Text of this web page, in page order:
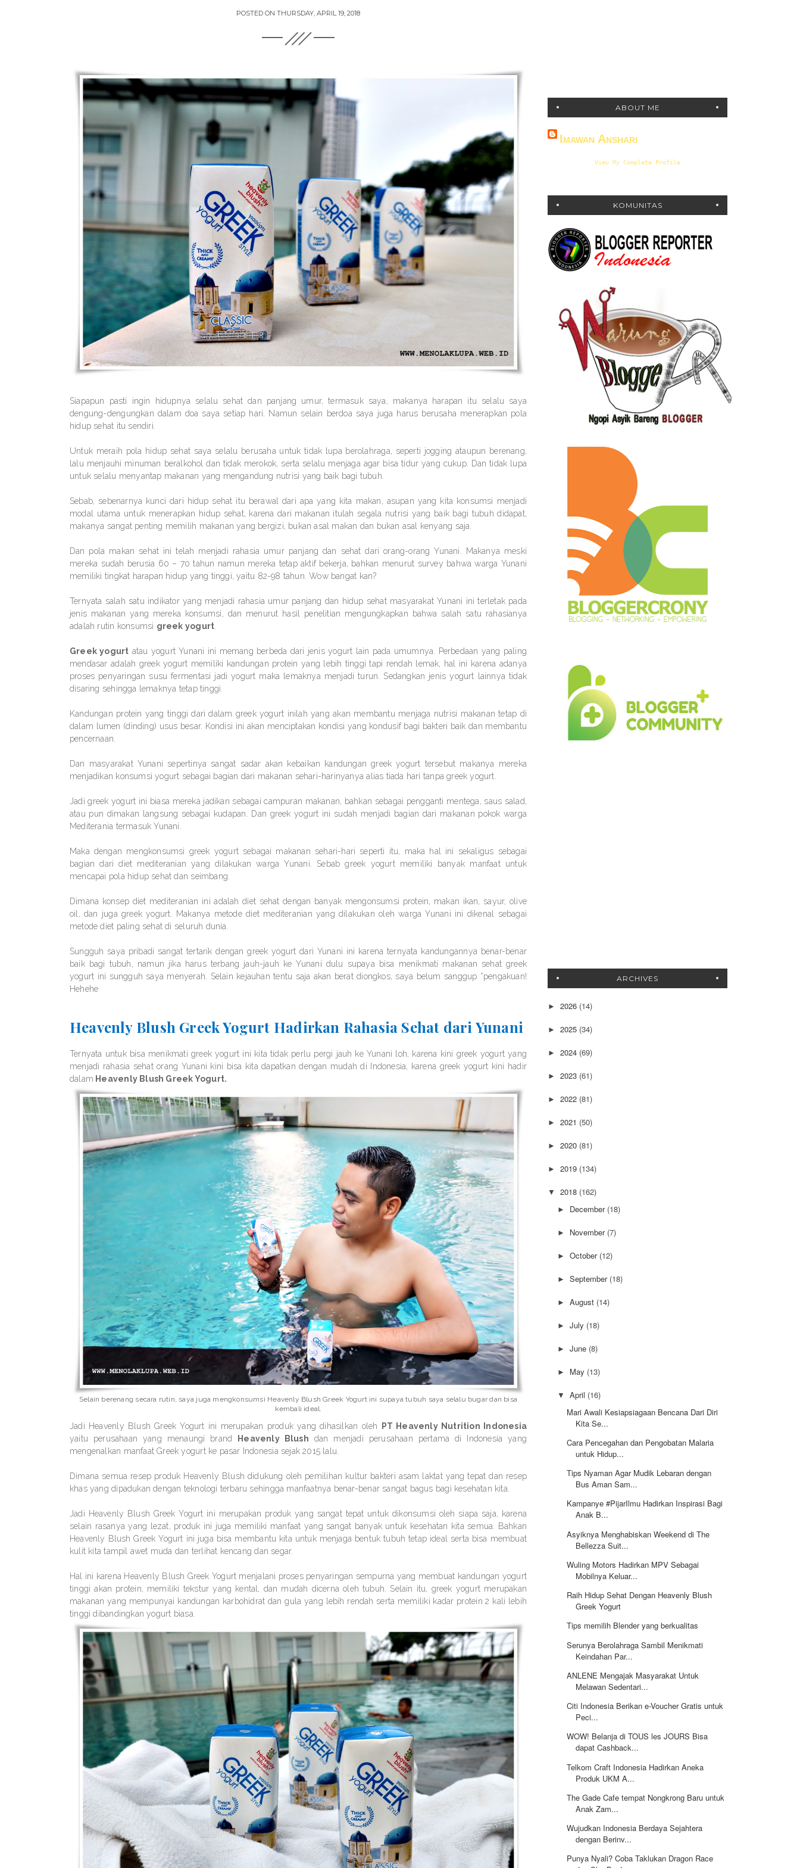
POSTED ON THURSDAY, APRIL 19, 2018
Siapapun pasti ingin hidupnya selalu sehat dan panjang umur, termasuk saya, makanya harapan itu selalu saya
dengung-dengungkan dalam doa saya setiap hari. Namun selain berdoa saya juga harus berusaha menerapkan pola
hidup sehat itu sendiri.
Untuk meraih pola hidup sehat saya selalu berusaha untuk tidak lupa berolahraga, seperti jogging ataupun berenang,
lalu menjauhi minuman beralkohol dan tidak merokok, serta selalu menjaga agar bisa tidur yang cukup. Dan tidak lupa
untuk selalu menyantap makanan yang mengandung nutrisi yang baik bagi tubuh.
Sebab, sebenarnya kunci dari hidup sehat itu berawal dari apa yang kita makan, asupan yang kita konsumsi menjadi
modal utama untuk menerapkan hidup sehat, karena dari makanan itulah segala nutrisi yang baik bagi tubuh didapat,
makanya sangat penting memilih makanan yang bergizi, bukan asal makan dan bukan asal kenyang saja.
Dan pola makan sehat ini telah menjadi rahasia umur panjang dan sehat dari orang-orang Yunani. Makanya meski
mereka sudah berusia 60 – 70 tahun namun mereka tetap aktif bekerja, bahkan menurut survey bahwa warga Yunani
memiliki tingkat harapan hidup yang tinggi, yaitu 82-98 tahun. Wow bangat kan?
Ternyata salah satu indikator yang menjadi rahasia umur panjang dan hidup sehat masyarakat Yunani ini terletak pada
jenis makanan yang mereka konsumsi, dan menurut hasil penelitian mengungkapkan bahwa salah satu rahasianya
adalah rutin konsumsi greek yogurt
Greek yogurt atau yogurt Yunani ini memang berbeda dari jenis yogurt lain pada umumnya. Perbedaan yang paling
mendasar adalah greek yogurt memiliki kandungan protein yang lebih tinggi tapi rendah lemak, hal ini karena adanya
proses penyaringan susu fermentasi jadi yogurt maka lemaknya menjadi turun. Sedangkan jenis yogurt lainnya tidak
disaring sehingga lemaknya tetap tinggi.
Kandungan protein yang tinggi dari dalam greek yogurt inilah yang akan membantu menjaga nutrisi makanan tetap di
dalam lumen (dinding) usus besar. Kondisi ini akan menciptakan kondisi yang kondusif bagi bakteri baik dan membantu
pencernaan.
Dan masyarakat Yunani sepertinya sangat sadar akan kebaikan kandungan greek yogurt tersebut makanya mereka
menjadikan konsumsi yogurt sebagai bagian dari makanan sehari-harinyanya alias tiada hari tanpa greek yogurt.
Jadi greek yogurt ini biasa mereka jadikan sebagai campuran makanan, bahkan sebagai pengganti mentega, saus salad,
atau pun dimakan langsung sebagai kudapan. Dan greek yogurt ini sudah menjadi bagian dari makanan pokok warga
Mediterania termasuk Yunani.
Maka dengan mengkonsumsi greek yogurt sebagai makanan sehari-hari seperti itu, maka hal ini sekaligus sebagai
bagian dari diet mediteranian yang dilakukan warga Yunani. Sebab greek yogurt memiliki banyak manfaat untuk
mencapai pola hidup sehat dan seimbang.
Dimana konsep diet mediteranian ini adalah diet sehat dengan banyak mengonsumsi protein, makan ikan, sayur, olive
oil, dan juga greek yogurt. Makanya metode diet mediteranian yang dilakukan oleh warga Yunani ini dikenal sebagai
metode diet paling sehat di seluruh dunia.
Sungguh saya pribadi sangat tertarik dengan greek yogurt dari Yunani ini karena ternyata kandungannya benar-benar
baik bagi tubuh, namun jika harus terbang jauh-jauh ke Yunani dulu supaya bisa menikmati makanan sehat greek
yogurt ini sungguh saya menyerah. Selain kejauhan tentu saja akan berat diongkos, saya belum sanggup *pengakuan!
Hehehe
Heavenly Blush Greek Yogurt Hadirkan Rahasia Sehat dari Yunani
Ternyata untuk bisa menikmati greek yogurt ini kita tidak perlu pergi jauh ke Yunani loh, karena kini greek yogurt yang
menjadi rahasia sehat orang Yunani kini bisa kita dapatkan dengan mudah di Indonesia, karena greek yogurt kini hadir
dalam Heavenly Blush Greek Yogurt.
Selain berenang secara rutin, saya juga mengkonsumsi Heavenly Blush Greek Yogurt ini supaya tubuh saya selalu bugar dan bisa
kembali ideal.
Jadi Heavenly Blush Greek Yogurt ini merupakan produk yang dihasilkan oleh
PT Heavenly Nutrition Indonesia
yaitu perusahaan yang menaungi brand
Heavenly Blush dan menjadi perusahaan pertama di Indonesia yang
mengenalkan manfaat Greek yogurt ke pasar Indonesia sejak 2015 lalu.
Dimana semua resep produk Heavenly Blush didukung oleh pemilihan kultur bakteri asam laktat yang tepat dan resep
khas yang dipadukan dengan teknologi terbaru sehingga manfaatnya benar-benar sangat bagus bagi kesehatan kita.
Jadi Heavenly Blush Greek Yogurt ini merupakan produk yang sangat tepat untuk dikonsumsi oleh siapa saja, karena
selain rasanya yang lezat, produk ini juga memiliki manfaat yang sangat banyak untuk kesehatan kita semua. Bahkan
Heavenly Blush Greek Yogurt ini juga bisa membantu kita untuk menjaga bentuk tubuh tetap ideal serta bisa membuat
kulit kita tampil awet muda dan terlihat kencang dan segar.
Hal ini karena Heavenly Blush Greek Yogurt menjalani proses penyaringan sempurna yang membuat kandungan yogurt
tinggi akan protein, memiliki tekstur yang kental, dan mudah dicerna oleh tubuh. Selain itu, greek yogurt merupakan
makanan yang mempunyai kandungan karbohidrat dan gula yang lebih rendah serta memiliki kadar protein 2 kali lebih
tinggi dibandingkan yogurt biasa.
ABOUT ME
Imawan Anshari
View My Complete Profile
KOMUNITAS
ARCHIVES
► 2026 (14)
► 2025 (34)
► 2024 (69)
► 2023 (61)
► 2022 (81)
► 2021 (50)
► 2020 (81)
► 2019 (134)
▼ 2018 (162)
► December (18)
► November (7)
► October (12)
► September (18)
► August (14)
► July (18)
► June (8)
► May (13)
▼ April (16)
Mari Awali Kesiapsiagaan Bencana Dari Diri
Kita Se...
Cara Pencegahan dan Pengobatan Malaria
untuk Hidup...
Tips Nyaman Agar Mudik Lebaran dengan
Bus Aman Sam...
Kampanye #PijarIlmu Hadirkan Inspirasi Bagi
Anak B...
Asyiknya Menghabiskan Weekend di The
Bellezza Suit...
Wuling Motors Hadirkan MPV Sebagai
Mobilnya Keluar...
Raih Hidup Sehat Dengan Heavenly Blush
Greek Yogurt
Tips memilih Blender yang berkualitas
Serunya Berolahraga Sambil Menikmati
Keindahan Par...
ANLENE Mengajak Masyarakat Untuk
Melawan Sedentari...
Citi Indonesia Berikan e-Voucher Gratis untuk
Peci...
WOW! Belanja di TOUS les JOURS Bisa
dapat Cashback...
Telkom Craft Indonesia Hadirkan Aneka
Produk UKM A...
The Gade Cafe tempat Nongkrong Baru untuk
Anak Zam...
Wujudkan Indonesia Berdaya Sejahtera
dengan Berinv...
Punya Nyali? Coba Taklukan Dragon Race